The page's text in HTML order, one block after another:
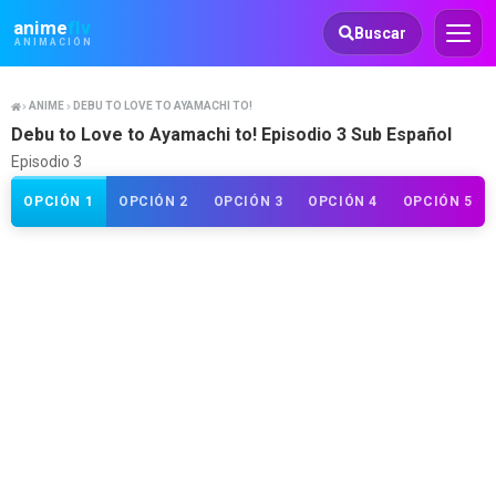
animeflv
ANIMACIÓN
Animeflv Buscar
ANIME DEBU TO LOVE TO AYAMACHI TO!
Debu to Love to Ayamachi to! Episodio 3 Sub Español
Episodio 3
OPCIÓN 1 OPCIÓN 2 OPCIÓN 3 OPCIÓN 4 OPCIÓN 5